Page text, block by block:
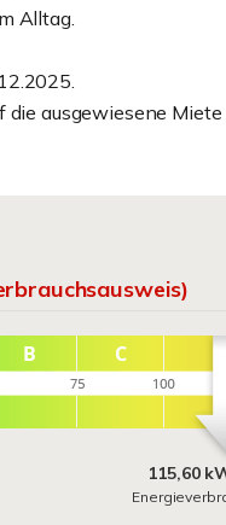
Alltag.
die ausgewiesene
115,60